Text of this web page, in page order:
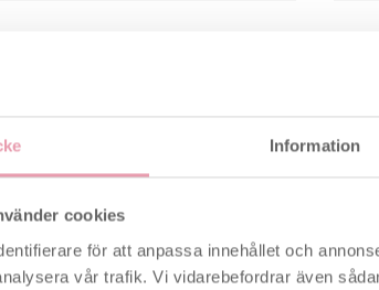
Information
cookies
för att anpassa innehållet och
vår trafik. Vi vidarebefordrar även